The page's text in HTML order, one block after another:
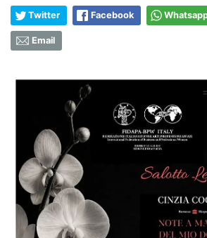
Twitter Facebook
Email